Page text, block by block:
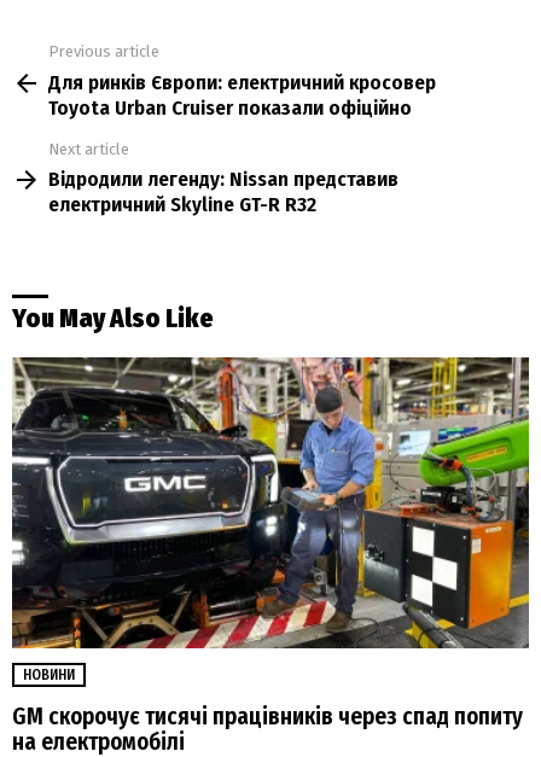
more
Previous article
Для ринків Європи: електричний кросовер
Toyota Urban Cruiser показали офіційно
Next article
Відродили легенду: Nissan представив
електричний Skyline GT-R R32
You May Also Like
НОВИНИ
GM скорочує тисячі працівників через спад попиту
на електромобілі